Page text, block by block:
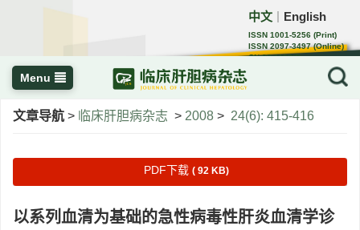
中文 English
ISSN 1001-5256 (Print)
ISSN 2097-3497 (Online)
CN 22-1108/R
Menu
文章导航 > 临床肝胆病杂志 > 2008 > 24(6): 415-416
PDF下载 ( 92 KB)
以系列血清为基础的急性病毒性肝炎血清学诊